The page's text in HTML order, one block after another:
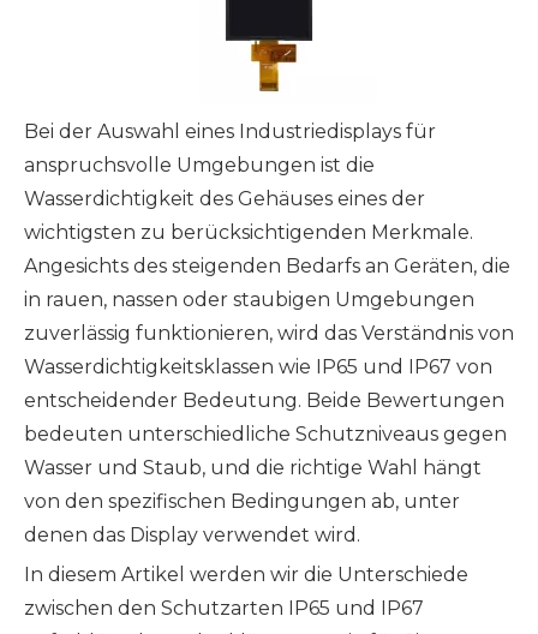
Bei der Auswahl eines Industriedisplays für
anspruchsvolle Umgebungen ist die
Wasserdichtigkeit des Gehäuses eines der
wichtigsten zu berücksichtigenden Merkmale.
Angesichts des steigenden Bedarfs an Geräten, die
in rauen, nassen oder staubigen Umgebungen
zuverlässig funktionieren, wird das Verständnis von
Wasserdichtigkeitsklassen wie IP65 und IP67 von
entscheidender Bedeutung. Beide Bewertungen
bedeuten unterschiedliche Schutzniveaus gegen
Wasser und Staub, und die richtige Wahl hängt
von den spezifischen Bedingungen ab, unter
denen das Display verwendet wird.
In diesem Artikel werden wir die Unterschiede
zwischen den Schutzarten IP65 und IP67